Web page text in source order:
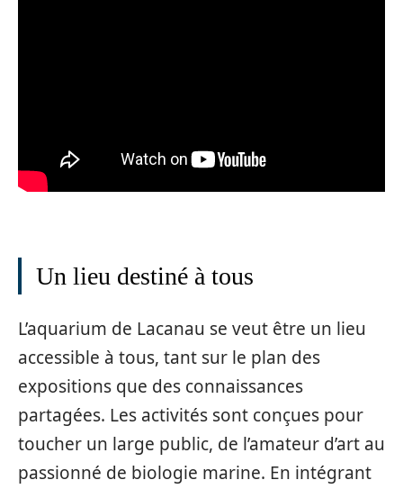
Un lieu destiné à tous
L’aquarium de Lacanau se veut être un lieu
accessible à tous, tant sur le plan des
expositions que des connaissances
partagées. Les activités sont conçues pour
toucher un large public, de l’amateur d’art au
passionné de biologie marine. En intégrant